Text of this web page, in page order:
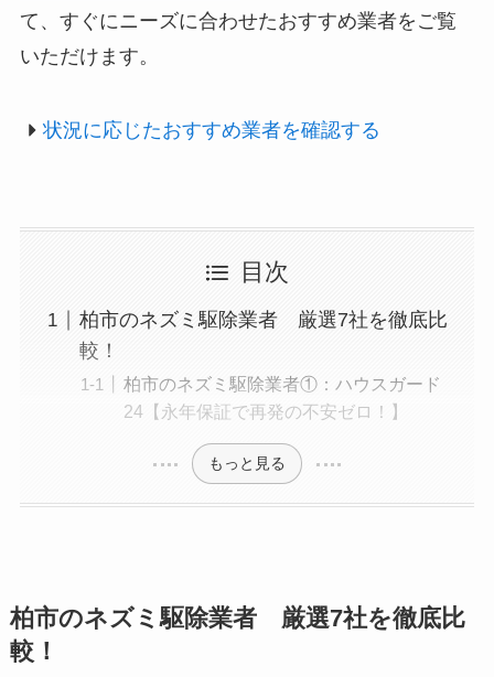
て、すぐにニーズに合わせたおすすめ業者をご覧
いただけます。
状況に応じたおすすめ業者を確認する
目次
柏市のネズミ駆除業者 厳選7社を徹底比
較！
柏市のネズミ駆除業者①：ハウスガード
24【永年保証で再発の不安ゼロ！】
もっと見る
柏市のネズミ駆除業者 厳選7社を徹底比
較！